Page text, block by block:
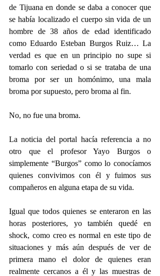
de Tijuana en donde se daba a conocer que
se había localizado el cuerpo sin vida de un
hombre de 38 años de edad identificado
como Eduardo Esteban Burgos Ruiz… La
verdad es que en un principio no supe si
tomarlo con seriedad o si se trataba de una
broma por ser un homónimo, una mala
broma por supuesto, pero broma al fin.
No, no fue una broma.
La noticia del portal hacía referencia a no
otro que el profesor Yayo Burgos o
simplemente “Burgos” como lo conocíamos
quienes convivimos con él y fuimos sus
compañeros en alguna etapa de su vida.
Igual que todos quienes se enteraron en las
horas posteriores, yo también quedé en
shock, como creo es normal en este tipo de
situaciones y más aún después de ver de
primera mano el dolor de quienes eran
realmente cercanos a él y las muestras de